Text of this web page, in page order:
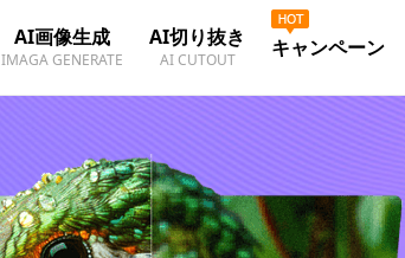
AI画像生成
IMAGA GENERATE
AI切り抜き
AI CUTOUT キャンペーン